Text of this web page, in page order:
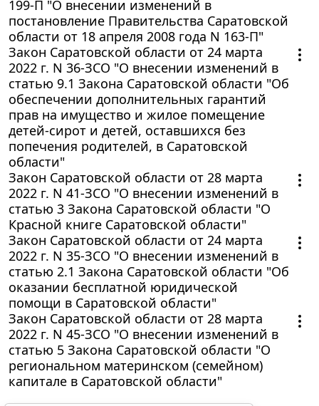
199-П "О внесении изменений в
постановление Правительства Саратовской
области от 18 апреля 2008 года N 163-П"
Закон Саратовской области от 24 марта
2022 г. N 36-ЗСО "О внесении изменений в
статью 9.1 Закона Саратовской области "Об
обеспечении дополнительных гарантий
прав на имущество и жилое помещение
детей-сирот и детей, оставшихся без
попечения родителей, в Саратовской
области"
Закон Саратовской области от 28 марта
2022 г. N 41-ЗСО "О внесении изменений в
статью 3 Закона Саратовской области "О
Красной книге Саратовской области"
Закон Саратовской области от 24 марта
2022 г. N 35-ЗСО "О внесении изменений в
статью 2.1 Закона Саратовской области "Об
оказании бесплатной юридической
помощи в Саратовской области"
Закон Саратовской области от 28 марта
2022 г. N 45-ЗСО "О внесении изменений в
статью 5 Закона Саратовской области "О
региональном материнском (семейном)
капитале в Саратовской области"